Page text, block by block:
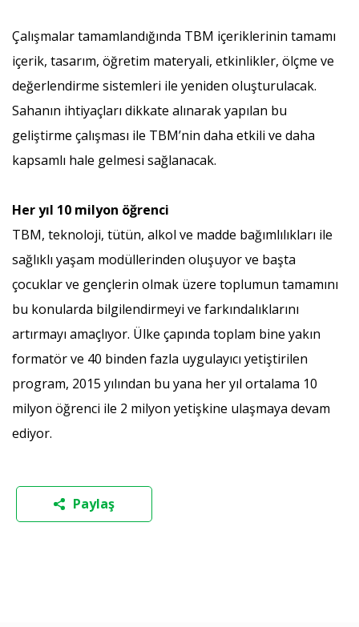
Çalışmalar tamamlandığında TBM içeriklerinin tamamı
içerik, tasarım, öğretim materyali, etkinlikler, ölçme ve
değerlendirme sistemleri ile yeniden oluşturulacak.
Sahanın ihtiyaçları dikkate alınarak yapılan bu
geliştirme çalışması ile TBM’nin daha etkili ve daha
kapsamlı hale gelmesi sağlanacak.
Her yıl 10 milyon öğrenci
TBM, teknoloji, tütün, alkol ve madde bağımlılıkları ile
sağlıklı yaşam modüllerinden oluşuyor ve başta
çocuklar ve gençlerin olmak üzere toplumun tamamını
bu konularda bilgilendirmeyi ve farkındalıklarını
artırmayı amaçlıyor. Ülke çapında toplam bine yakın
formatör ve 40 binden fazla uygulayıcı yetiştirilen
program, 2015 yılından bu yana her yıl ortalama 10
milyon öğrenci ile 2 milyon yetişkine ulaşmaya devam
ediyor.
Paylaş